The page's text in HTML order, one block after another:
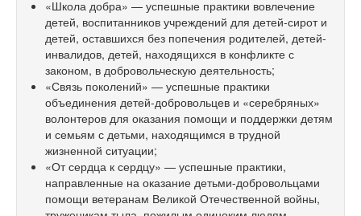
«Школа добра» — успешные практики вовлечение
детей, воспитанников учреждений для детей-сирот и
детей, оставшихся без попечения родителей, детей-
инвалидов, детей, находящихся в конфликте с
законом, в добровольческую деятельность;
«Связь поколений» — успешные практики
объединения детей-добровольцев и «серебряных»
волонтеров для оказания помощи и поддержки детям
и семьям с детьми, находящимся в трудной
жизненной ситуации;
«От сердца к сердцу» — успешные практики,
направленные на оказание детьми-добровольцами
помощи ветеранам Великой Отечественной войны,